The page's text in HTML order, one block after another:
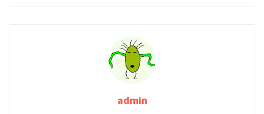
admin